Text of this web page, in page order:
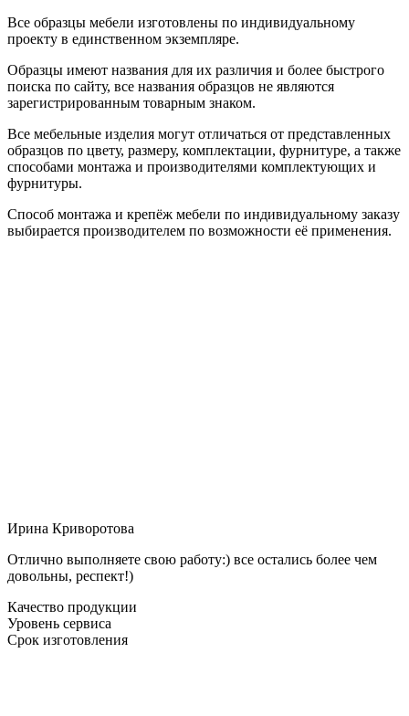
Все образцы мебели изготовлены по индивидуальному
проекту в единственном экземпляре.
Образцы имеют названия для их различия и более быстрого
поиска по сайту, все названия образцов не являются
зарегистрированным товарным знаком.
Все мебельные изделия могут отличаться от представленных
образцов по цвету, размеру, комплектации, фурнитуре, а также
способами монтажа и производителями комплектующих и
фурнитуры.
Способ монтажа и крепёж мебели по индивидуальному заказу
выбирается производителем по возможности её применения.
Ирина Криворотова
Отлично выполняете свою работу:) все остались более чем
довольны, респект!)
Качество продукции
Уровень сервиса
Срок изготовления